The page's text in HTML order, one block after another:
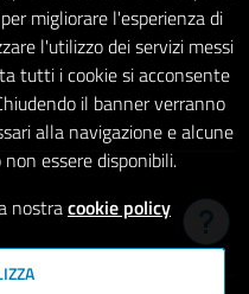
migliorare l'esperienza di
l'utilizzo dei servizi messi
tutti i cookie si acconsente
il banner verranno
alla navigazione e alcune
essere disponibili.
nostracookie policy
Hai